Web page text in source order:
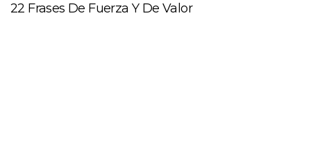
22 Frases De Fuerza Y De Valor